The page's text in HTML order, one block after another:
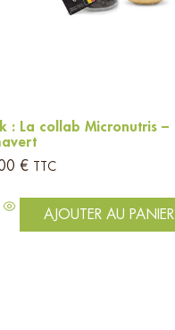
: La collab Micronutris –
€ TTC
AJOUTER AU PANIER